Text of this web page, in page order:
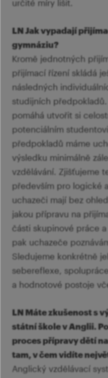
určité míry lišit.
LN Jak vypadají
gymnáziu?
Kromě jednotných
přijímací řízení skládá
následných
studijních
pomáhá utvořit si
potenciálním
předpokladů máme
výsledku minimálně
vzdělávání. Zjišťujeme
především pro logické
uchazeči mají bez
jakou přípravu na
části skupinové práce
pak uchazeče
Sledujeme konkrétně
sebereflexe,
a hodnotové postoje
LN Máte zkušenost s
státní škole v Anglii.
proces přípravy dětí
tam, v čem vidíte
Anglický vzdělávací